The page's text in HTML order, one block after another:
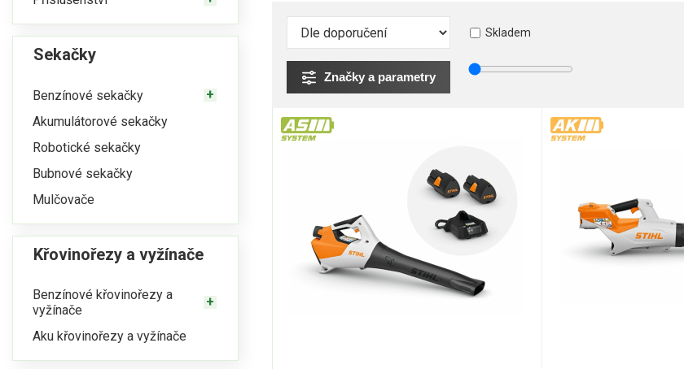
Sekačky
Benzínové sekačky
Akumulátorové sekačky
Robotické sekačky
Bubnové sekačky
Mulčovače
Křovinořezy a vyžínače
Benzínové křovinořezy a
vyžínače
Aku křovinořezy a vyžínače
Skladem
Značky a parametry